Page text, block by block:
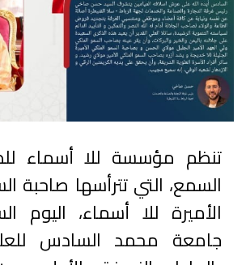
تنظم مؤسسة للا أسماء
السمع، التي تترأسها صاحبة
الأميرة للا أسماء، اليوم
جامعة محمد السادس